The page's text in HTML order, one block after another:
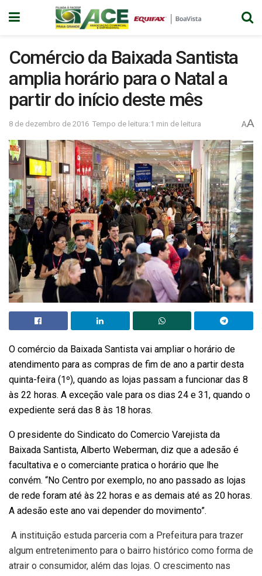
Comércio da Baixada Santista
amplia horário para o Natal a
partir do início deste mês
8 de dezembro de 2016 Tempo de leitura:1 min de leitura AA
O comércio da Baixada Santista vai ampliar o horário de
atendimento para as compras de fim de ano a partir desta
quinta-feira (1º), quando as lojas passam a funcionar das 8
às 22 horas. A exceção vale para os dias 24 e 31, quando o
expediente será das 8 às 18 horas.
O presidente do Sindicato do Comercio Varejista da
Baixada Santista, Alberto Weberman, diz que a adesão é
facultativa e o comerciante pratica o horário que lhe
convém. “No Centro por exemplo, no ano passado as lojas
de rede foram até às 22 horas e as demais até as 20 horas.
A adesão este ano vai depender do movimento”.
A instituição estuda parceria com a Prefeitura para trazer
algum entretenimento para o bairro histórico como forma de
atrair o consumidor, além das lojas. O crescimento nas